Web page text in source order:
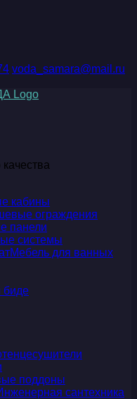
voda_samara@mail.ru
кабины
ограждения
панели
системы
Мебель для ванных
биде
поддоны
сантехника